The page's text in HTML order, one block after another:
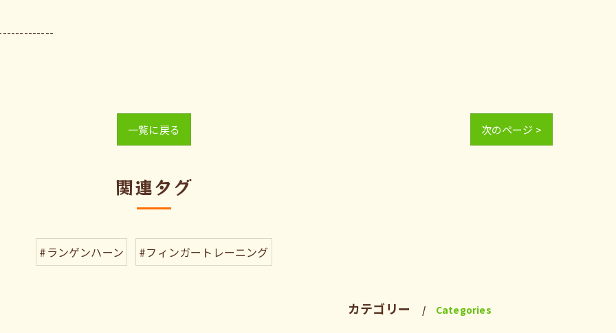
一覧に戻る 次のページ >
関連タグ
#ランゲンハーン #フィンガートレーニング
カテゴリー Categories